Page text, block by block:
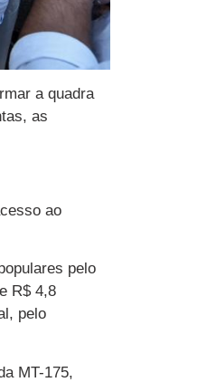
a quadra
as
ao
pelo
R$ 4,8
pelo
MT-175,